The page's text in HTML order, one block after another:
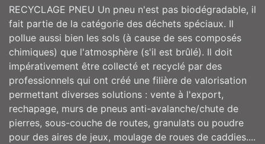
RECYCLAGE PNEU Un pneu n'est pas biodégradable, il
fait partie de la catégorie des déchets spéciaux. Il
pollue aussi bien les sols (à cause de ses composés
chimiques) que l'atmosphère (s'il est brûlé). Il doit
impérativement être collecté et recyclé par des
professionnels qui ont créé une filière de valorisation
permettant diverses solutions : vente à l'export,
rechapage, murs de pneus anti-avalanche/chute de
pierres, sous-couche de routes, granulats ou poudre
pour des aires de jeux, moulage de roues de caddies....